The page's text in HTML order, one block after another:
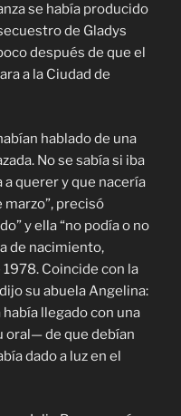
se había producido
de Gladys
después de que el
a la Ciudad de
hablado de una
No se sabía si iba
a querer y que nacería
precisó
y ella “no podía o no
de nacimiento,
Coincide con la
su abuela Angelina:
había llegado con una
oral— de que debían
dado a luz en el